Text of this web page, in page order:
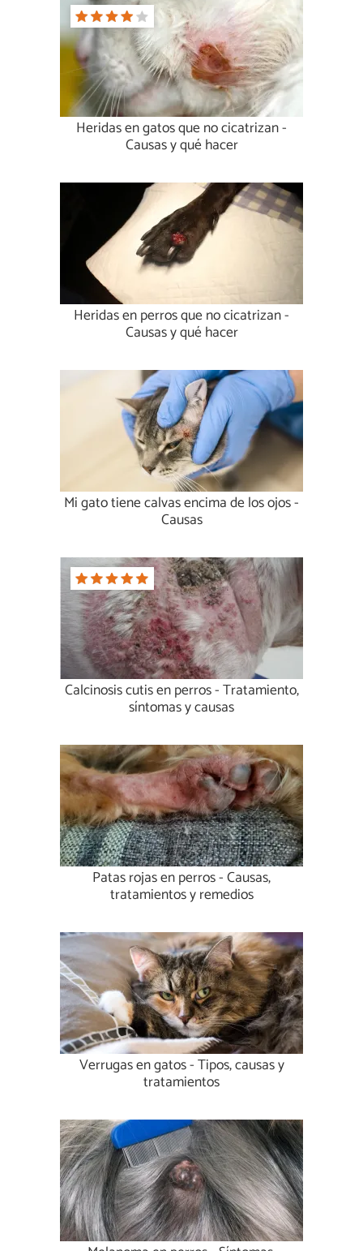
Heridas en gatos que no cicatrizan -
Causas y qué hacer
Heridas en perros que no cicatrizan -
Causas y qué hacer
Mi gato tiene calvas encima de los ojos -
Causas
Calcinosis cutis en perros - Tratamiento,
síntomas y causas
Patas rojas en perros - Causas,
tratamientos y remedios
Verrugas en gatos - Tipos, causas y
tratamientos